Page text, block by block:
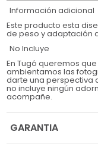
Información adicional
Este producto esta
de peso y adaptación
No Incluye
En Tugó queremos
ambientamos las
darte una perspectiva
no incluye ningún
acompañe.
GARANTIA